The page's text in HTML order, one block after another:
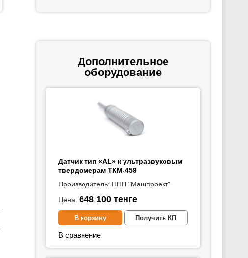
Дополнительное
оборудование
Датчик тип «АL» к ультразвуковым
твердомерам ТКМ-459
Производитель: НПП "Машпроект"
Цена: 648 100 тенге
В корзину Получить КП
В сравнение